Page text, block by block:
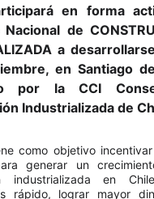
en forma
de
a
en Santiago
por la CCI
Industrializada de
como objetivo
generar un
industrializada en
rápido, lograr mayor